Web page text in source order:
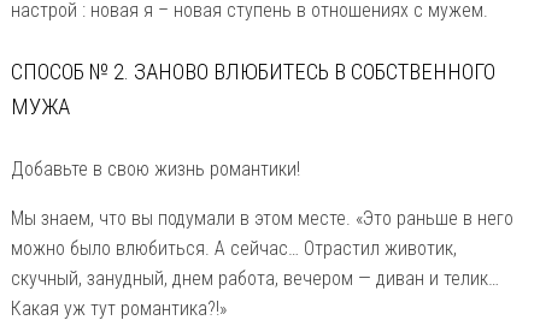
настрой : новая я – новая ступень в отношениях с мужем.
СПОСОБ № 2. ЗАНОВО ВЛЮБИТЕСЬ В СОБСТВЕННОГО
МУЖА
Добавьте в свою жизнь романтики!
Мы знаем, что вы подумали в этом месте. «Это раньше в него
можно было влюбиться. А сейчас… Отрастил животик,
скучный, занудный, днем работа, вечером — диван и телик…
Какая уж тут романтика?!»